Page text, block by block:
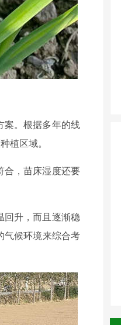
案。根据多年的线
植区域。
，苗床湿度还要
回升，而且逐渐稳
气候环境来综合考